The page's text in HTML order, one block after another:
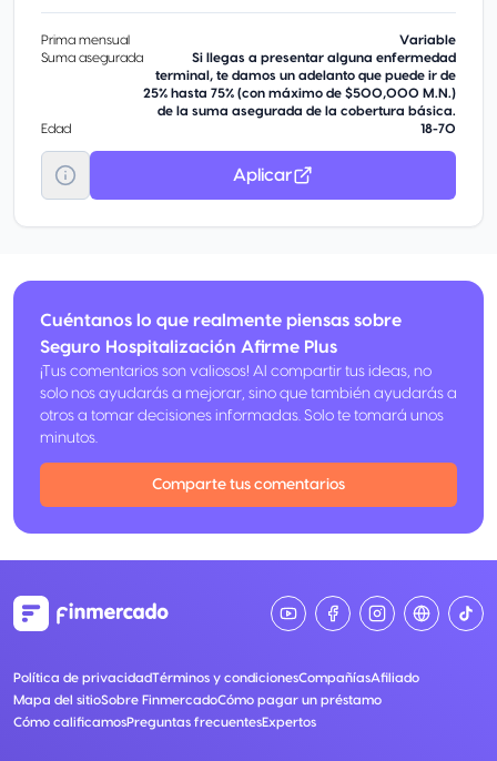
Prima mensual
Variable
Suma asegurada
Si llegas a presentar alguna enfermedad
terminal, te damos un adelanto que puede ir de
25% hasta 75% (con máximo de $500,000 M.N.)
de la suma asegurada de la cobertura básica.
Edad
18-70
Aplicar
Cuéntanos lo que realmente piensas sobre
Seguro Hospitalización Afirme Plus
¡Tus comentarios son valiosos! Al compartir tus ideas, no
solo nos ayudarás a mejorar, sino que también ayudarás a
otros a tomar decisiones informadas. Solo te tomará unos
minutos.
Comparte tus comentarios
Política de privacidadTérminos y condicionesCompañíasAfiliado
Mapa del sitioSobre FinmercadoCómo pagar un préstamo
Cómo calificamosPreguntas frecuentesExpertos